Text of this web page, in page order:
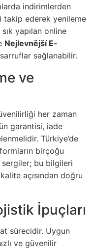
indirimlerden
takip ederek yenileme
sık yapılan online
Nejlevnější E-
sağlanabilir.
ve
her zaman
garantisi, iade
Türkiye’de
birçoğu
sergiler; bu bilgileri
açısından doğru
İpuçları
sürecidir. Uygun
ve güvenilir